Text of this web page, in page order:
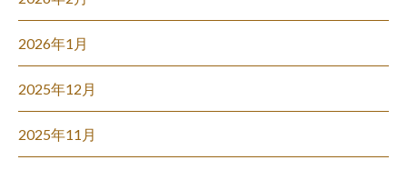
2026年1月
2025年12月
2025年11月